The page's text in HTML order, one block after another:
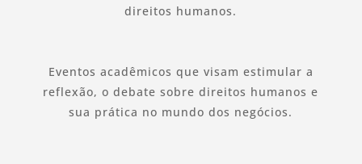
direitos humanos.
Eventos acadêmicos que visam estimular a
reflexão, o debate sobre direitos humanos e
sua prática no mundo dos negócios.